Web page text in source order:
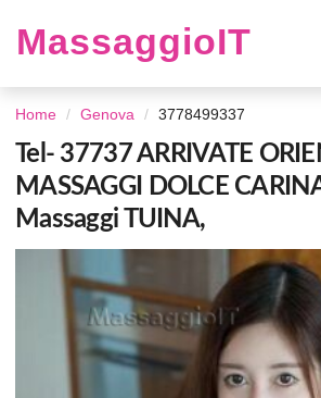
MassaggioIT
Home Genova 3778499337
Tel- 37737 ARRIVATE
MASSAGGI DOLCE
Massaggi TUINA,